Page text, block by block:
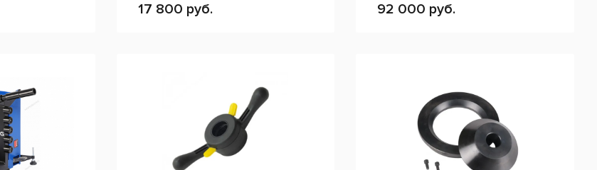
17 800 руб. 92 000 руб.